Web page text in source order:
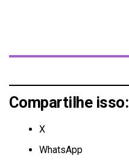
Compartilhe isso:
X
WhatsApp